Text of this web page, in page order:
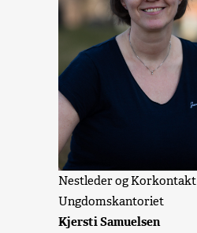
Nestleder og Korkontakt
Ungdomskantoriet
Kjersti Samuelsen